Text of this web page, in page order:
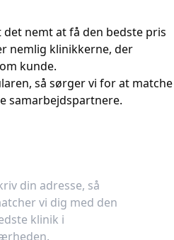
nemt at få den bedste pris
nemlig klinikkerne, der
kunde.
så sørger vi for at matche
samarbejdspartnere.